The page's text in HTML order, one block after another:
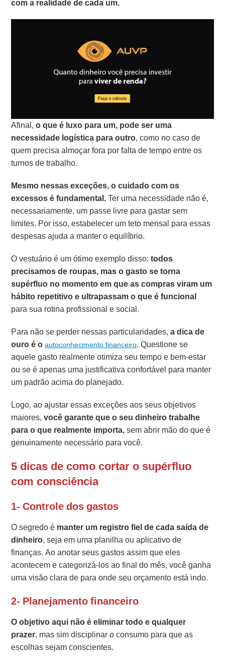
com a realidade de cada um.
Afinal,o que é luxo para um, pode ser uma
necessidade logística para outro, como no caso de
quem precisa almoçar fora por falta de tempo entre os
turnos de trabalho.
Mesmo nessas exceções, o cuidado com os
excessos é fundamental.Ter uma necessidade não é,
necessariamente, um passe livre para gastar sem
limites. Por isso, estabelecer um teto mensal para essas
despesas ajuda a manter o equilíbrio.
O vestuário é um ótimo exemplo disso:todos
precisamos de roupas, mas o gasto se torna
supérfluo no momento em que as compras viram um
hábito repetitivo e ultrapassam o que é funcional
para sua rotina profissional e social.
Para não se perder nessas particularidades,a dica de
ouro é oautoconhecimento financeiro. Questione se
aquele gasto realmente otimiza seu tempo e bem-estar
ou se é apenas uma justificativa confortável para manter
um padrão acima do planejado.
Logo, ao ajustar essas exceções aos seus objetivos
maiores,você garante que o seu dinheiro trabalhe
para o que realmente importa,sem abrir mão do que é
genuinamente necessário para você.
5 dicas de como cortar o supérfluo
com consciência
1- Controle dos gastos
O segredo é manter um registro fiel de cada saída de
dinheiro, seja em uma planilha ou aplicativo de
finanças. Ao anotar seus gastos assim que eles
acontecem e categorizá-los ao final do mês, você ganha
uma visão clara de para onde seu orçamento está indo.
2- Planejamento financeiro
O objetivo aqui não é eliminar todo e qualquer
prazer, mas sim disciplinar o consumo para que as
escolhas sejam conscientes.